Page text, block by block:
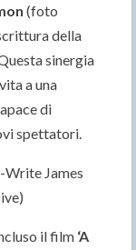
(foto
della
sinergia
a una
di
spettatori.
il film ‘A